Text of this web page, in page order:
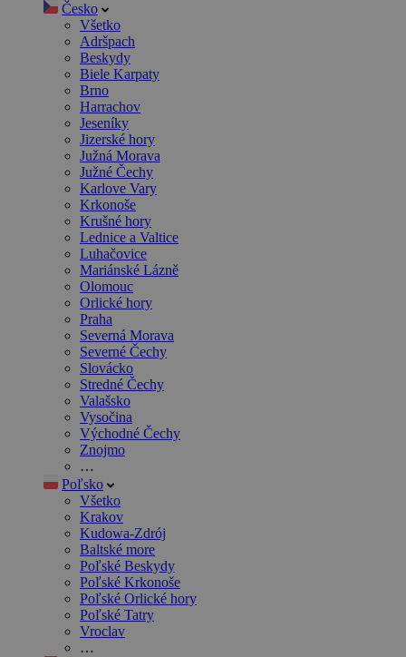
Česko
Všetko
Adršpach
Beskydy
Biele Karpaty
Brno
Harrachov
Jeseníky
Jizerské hory
Južná Morava
Južné Čechy
Karlove Vary
Krkonoše
Krušné hory
Lednice a Valtice
Luhačovice
Mariánské Lázně
Olomouc
Orlické hory
Praha
Severná Morava
Severné Čechy
Slovácko
Stredné Čechy
Valašsko
Vysočina
Východné Čechy
Znojmo
…
Poľsko
Všetko
Krakov
Kudowa-Zdrój
Baltské more
Poľské Beskydy
Poľské Krkonoše
Poľské Orlické hory
Poľské Tatry
Vroclav
…